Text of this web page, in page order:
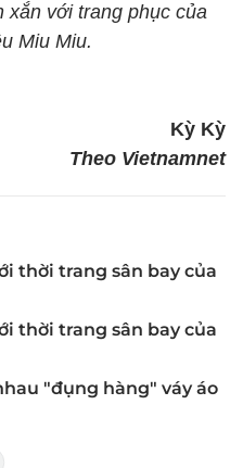
xắn với trang phục của
Miu Miu.
Kỳ Kỳ
Theo Vietnamnet
thời trang sân bay của
thời trang sân bay của
"đụng hàng" váy áo